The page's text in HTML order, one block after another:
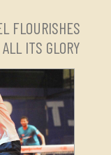
FLOURISHES
ITS GLORY